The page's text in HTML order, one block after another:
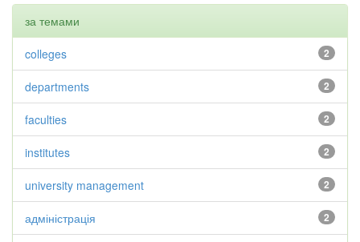
за темами
2
colleges
2
departments
2
faculties
2
institutes
2
university management
2
адміністрація